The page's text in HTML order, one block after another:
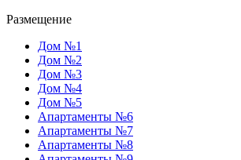
Размещение
Дом №1
Дом №2
Дом №3
Дом №4
Дом №5
Апартаменты №6
Апартаменты №7
Апартаменты №8